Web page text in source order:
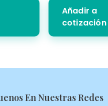
Añadir a
cotización
En Nuestras Redes